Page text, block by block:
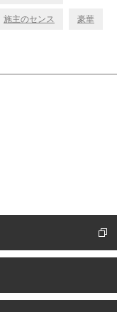
施主のセンス 豪華